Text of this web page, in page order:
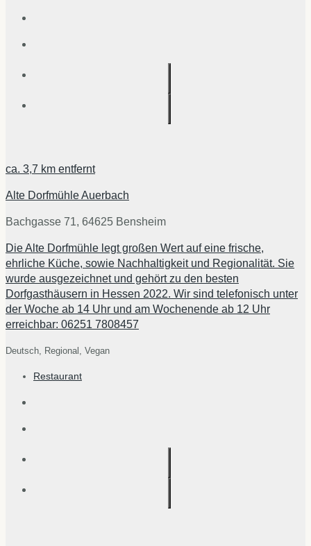
ca. 3,7 km entfernt
Alte Dorfmühle Auerbach
Bachgasse 71, 64625 Bensheim
Die Alte Dorfmühle legt großen Wert auf eine frische,
ehrliche Küche, sowie Nachhaltigkeit und Regionalität. Sie
wurde ausgezeichnet und gehört zu den besten
Dorfgasthäusern in Hessen 2022. Wir sind telefonisch unter
der Woche ab 14 Uhr und am Wochenende ab 12 Uhr
erreichbar: 06251 7808457
Deutsch, Regional, Vegan
Restaurant